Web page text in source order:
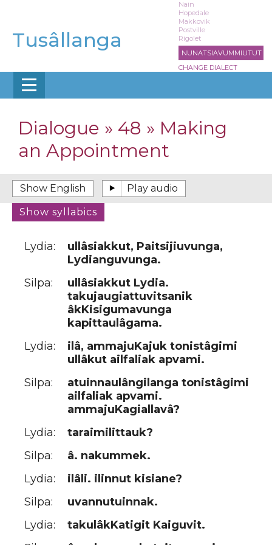
content
Tusâllanga
Nain
Hopedale
Makkovik
Postville
Rigolet
NUNATSIAVUMMIUTUT
CHANGE DIALECT
Dialogue » 48 » Making
an Appointment
Lydia:
ullâsiakkut, Paitsijiuvunga,
Lydianguvunga.
Silpa:
ullâsiakkut Lydia.
takujaugiattuvitsanik
âkKisigumavunga
kapittaulâgama.
Lydia:
ilâ, ammajuKajuk tonistâgimi
ullâkut ailfaliak apvami.
Silpa:
atuinnaulângilanga tonistâgimi
ailfaliak apvami.
ammajuKagiallavâ?
Lydia:
taraimilittauk?
Silpa:
â. nakummek.
Lydia:
ilâli. ilinnut kisiane?
Silpa:
uvannutuinnak.
Lydia:
takulâkKatigit Kaiguvit.